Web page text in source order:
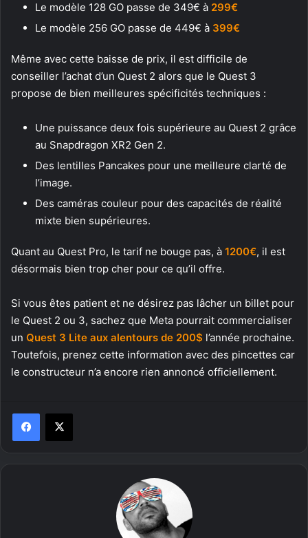
Le modèle 128 GO passe de 349€ à 299€
Le modèle 256 GO passe de 449€ à 399€
Même avec cette baisse de prix, il est difficile de
conseiller l’achat d’un Quest 2 alors que le Quest 3
propose de bien meilleures spécificités techniques :
Une puissance deux fois supérieure au Quest 2 grâce
au Snapdragon XR2 Gen 2.
Des lentilles Pancakes pour une meilleure clarté de
l’image.
Des caméras couleur pour des capacités de réalité
mixte bien supérieures.
Quant au Quest Pro, le tarif ne bouge pas, à 1200€, il est
désormais bien trop cher pour ce qu’il offre.
Si vous êtes patient et ne désirez pas lâcher un billet pour
le Quest 2 ou 3, sachez que Meta pourrait commercialiser
un Quest 3 Lite aux alentours de 200$ l’année prochaine.
Toutefois, prenez cette information avec des pincettes car
le constructeur n’a encore rien annoncé officiellement.